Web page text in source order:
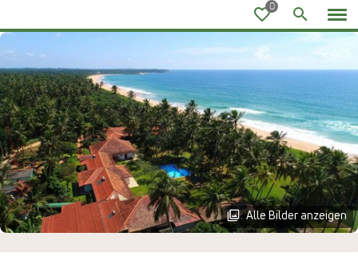
Alle Bilder anzeigen